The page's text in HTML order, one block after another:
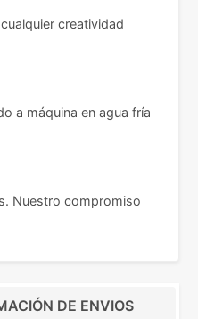
creatividad
a máquina en agua fría
Nuestro compromiso
DE ENVIOS